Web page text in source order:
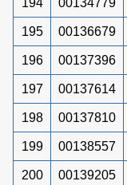
195 00136679
196 00137396
197 00137614
198 00137810
199 00138557
200 00139205